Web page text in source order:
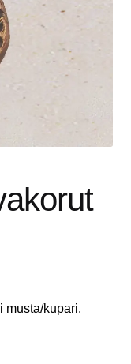
tason
valikko
valikko
musta/kupari.